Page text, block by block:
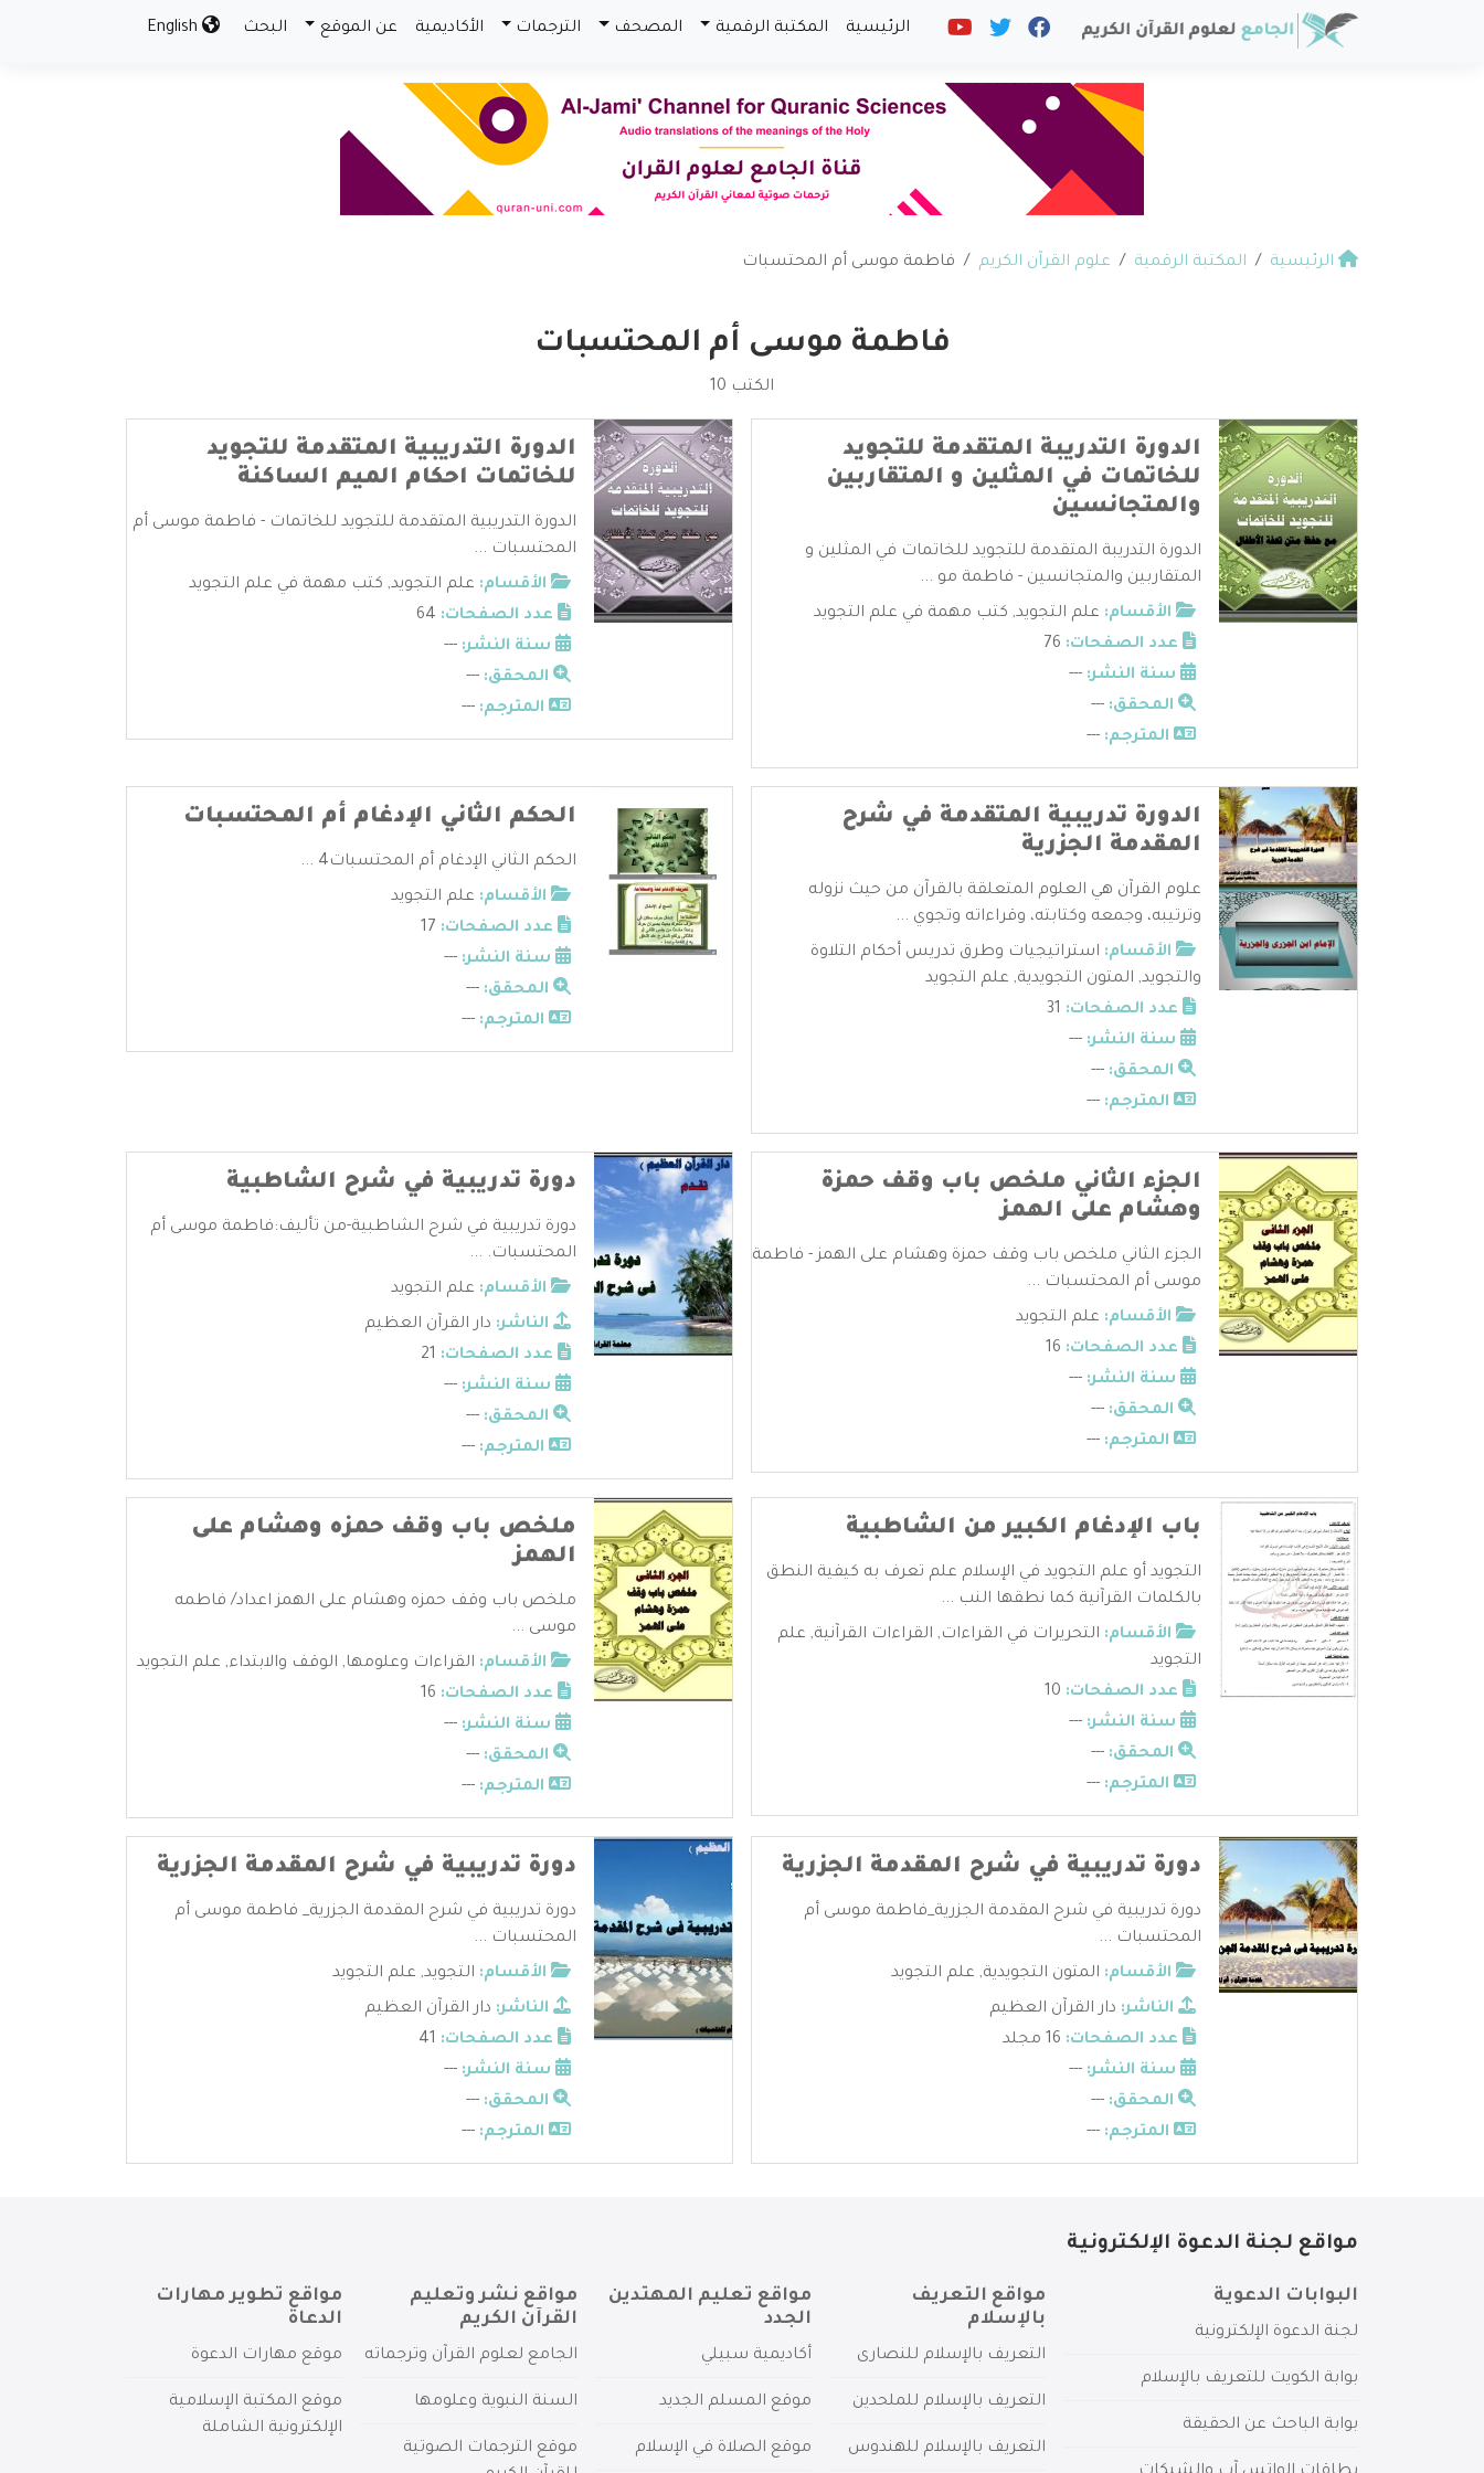
الرئيسية المكتبة الرقمية المصحف الترجمات الأكاديمية عن الموقع البحث
الرئيسية المكتبة الرقمية علوم القرآن الكريم فاطمة موسى أم المحتسبات
فاطمة موسى أم المحتسبات
الكتب 10
الدورة التدريبة المتقدمة للتجويد
للخاتمات في المثلين و المتقاربين
والمتجانسين
الدورة التدريبة المتقدمة للتجويد للخاتمات في المثلين و
المتقاربين والمتجانسين - فاطمة مو ...
الأقسام: علم التجويد, كتب مهمة في علم التجويد
عدد الصفحات:
سنة النشر: ---
المحقق: ---
المترجم: ---
الدورة التدريبية المتقدمة للتجويد
للخاتمات احكام الميم الساكنة
الدورة التدريبية المتقدمة للتجويد للخاتمات - فاطمة موسى أم
المحتسبات ...
الأقسام: علم التجويد, كتب مهمة في علم التجويد
عدد الصفحات:
سنة النشر: ---
المحقق: ---
المترجم: ---
الدورة تدريبية المتقدمة في شرح
المقدمة الجزرية
علوم القرآن هي العلوم المتعلقة بالقرآن من حيث نزوله
وترتيبه، وجمعه وكتابته، وقراءاته وتجوي ...
الأقسام: استراتيجيات وطرق تدريس أحكام التلاوة
والتجويد, المتون التجويدية, علم التجويد
عدد الصفحات:
سنة النشر: ---
المحقق: ---
المترجم: ---
الحكم الثاني الإدغام أم المحتسبات
الحكم الثاني الإدغام أم المحتسبات4 ...
الأقسام: علم التجويد
عدد الصفحات:
سنة النشر: ---
المحقق: ---
المترجم: ---
الجزء الثاني ملخص باب وقف حمزة
وهشام على الهمز
الجزء الثاني ملخص باب وقف حمزة وهشام على الهمز - فاطمة
موسى أم المحتسبات ...
الأقسام: علم التجويد
عدد الصفحات:
سنة النشر: ---
المحقق: ---
المترجم: ---
دورة تدريبية في شرح الشاطبية
دورة تدريبية في شرح الشاطبية-من تأليف:فاطمة موسى أم
المحتسبات. ...
الأقسام: علم التجويد
الناشر: دار القرآن العظيم
عدد الصفحات:
سنة النشر: ---
المحقق: ---
المترجم: ---
باب الإدغام الكبير من الشاطبية
التجويد أو علم التجويد في الإسلام علم تعرف به كيفية النطق
بالكلمات القرآنية كما نطقها النب ...
الأقسام: التحريرات في القراءات, القراءات القرآنية, علم
التجويد
عدد الصفحات:
سنة النشر: ---
المحقق: ---
المترجم: ---
ملخص باب وقف حمزه وهشام على
الهمز
ملخص باب وقف حمزه وهشام على الهمز اعداد/ فاطمه
موسى ...
الأقسام: القراءات وعلومها, الوقف والابتداء, علم التجويد
عدد الصفحات:
سنة النشر: ---
المحقق: ---
المترجم: ---
دورة تدريبية في شرح المقدمة الجزرية
دورة تدريبية في شرح المقدمة الجزرية_فاطمة موسى أم
المحتسبات ...
الأقسام: المتون التجويدية, علم التجويد
الناشر: دار القرآن العظيم
عدد الصفحات:
سنة النشر: ---
المحقق: ---
المترجم: ---
دورة تدريبية في شرح المقدمة الجزرية
دورة تدريبية في شرح المقدمة الجزرية_ فاطمة موسى أم
المحتسبات ...
الأقسام: التجويد, علم التجويد
الناشر: دار القرآن العظيم
عدد الصفحات:
سنة النشر: ---
المحقق: ---
المترجم: ---
مواقع لجنة الدعوة الإلكترونية
البوابات الدعوية
لجنة الدعوة الإلكترونية
بوابة الكويت للتعريف بالإسلام
بوابة الباحث عن الحقيقة
مواقع التعريف
بالإسلام
التعريف بالإسلام للنصارى
التعريف بالإسلام للملحدين
التعريف بالإسلام للهندوس
مواقع تعليم المهتدين
الجدد
أكاديمية سبيلي
موقع المسلم الجديد
موقع الصلاة في الإسلام
مواقع نشر وتعليم
القرآن الكريم
الجامع لعلوم القرآن وترجماته
السنة النبوية وعلومها
موقع الترجمات الصوتية
مواقع تطوير مهارات
الدعاة
موقع مهارات الدعوة
موقع المكتبة الإسلامية
الإلكترونية الشاملة